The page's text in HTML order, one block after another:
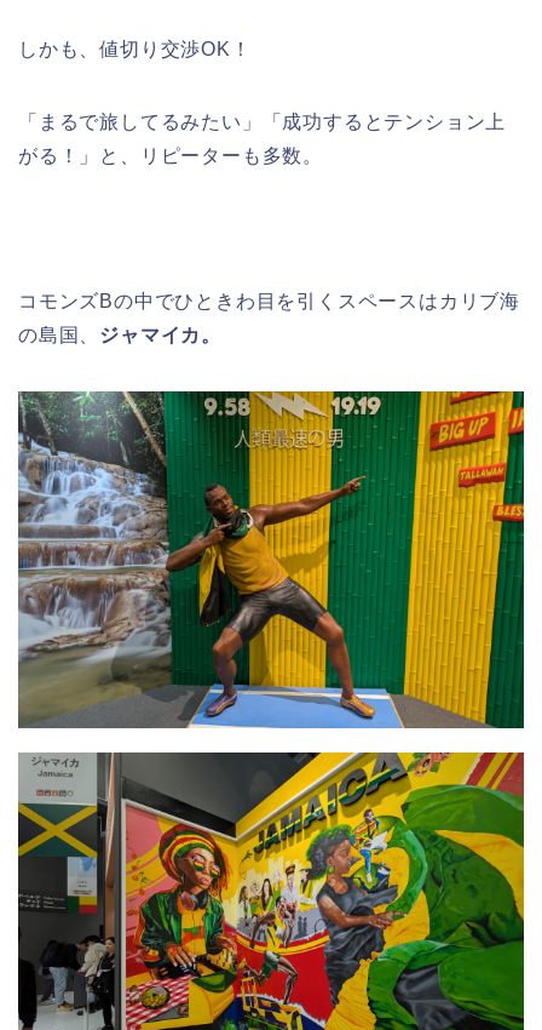
しかも、値切り交渉OK！
「まるで旅してるみたい」「成功するとテンション上
がる！」と、リピーターも多数。
コモンズBの中でひときわ目を引くスペースはカリブ海
の島国、 ジャマイカ。